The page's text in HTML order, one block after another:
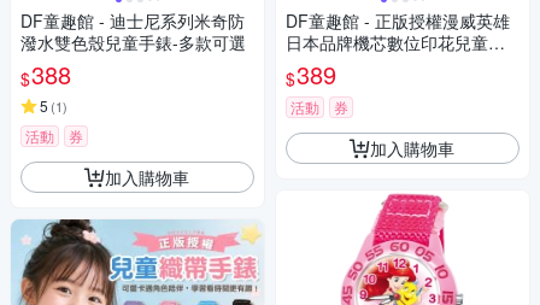
DF童趣館 - 迪士尼系列米奇防
潑水雙色殼兒童手錶-多款可選
$388
5 (1)
活動 券
加入購物車
DF童趣館 - 正版授權漫威英雄
日本品牌機芯數位印花兒童手
錶
$389
活動 券
加入購物車